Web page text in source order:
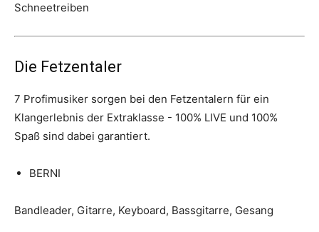
Schneetreiben
Die Fetzentaler
7 Profimusiker sorgen bei den Fetzentalern für ein
Klangerlebnis der Extraklasse - 100% LIVE und 100%
Spaß sind dabei garantiert.
BERNI
Bandleader, Gitarre, Keyboard, Bassgitarre, Gesang